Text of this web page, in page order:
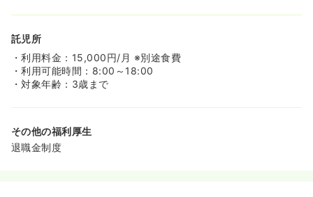
託児所
・利用料金：15,000円/月 ※別途食費
・利用可能時間：8:00～18:00
・対象年齢：3歳まで
その他の福利厚生
退職金制度